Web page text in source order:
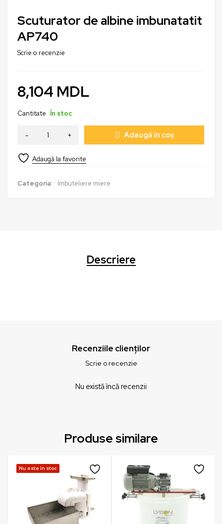
Scuturator de albine imbunatatit
AP740
Scrie o recenzie
8,104 MDL
Cantitate În stoc
Adaugă în coș
Categoria: Imbuteliere miere
Descriere
Recenziile clienților
Scrie o recenzie
Nu există încă recenzii
Produse similare
Nu este în stoc